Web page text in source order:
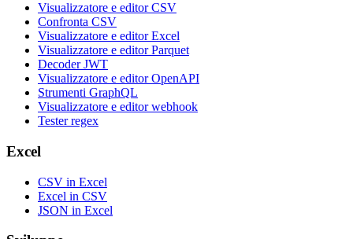
Visualizzatore e editor CSV
Confronta CSV
Visualizzatore e editor Excel
Visualizzatore e editor Parquet
Decoder JWT
Visualizzatore e editor OpenAPI
Strumenti GraphQL
Visualizzatore e editor webhook
Tester regex
Excel
CSV in Excel
Excel in CSV
JSON in Excel